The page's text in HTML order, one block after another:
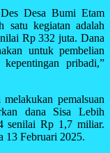
Desa Bumi Etam
satu kegiatan adalah
Rp 332 juta. Dana
untuk pembelian
pribadi,”
pemalsuan
dana Sisa Lebih
senilai Rp 1,7 miliar.
13 Februari 2025.